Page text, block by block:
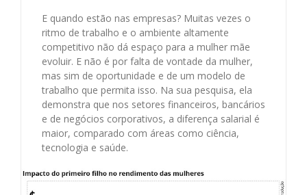
E quando estão nas empresas? Muitas vezes o
ritmo de trabalho e o ambiente altamente
competitivo não dá espaço para a mulher mãe
evoluir. E não é por falta de vontade da mulher,
mas sim de oportunidade e de um modelo de
trabalho que permita isso. Na sua pesquisa, ela
demonstra que nos setores financeiros, bancários
e de negócios corporativos, a diferença salarial é
maior, comparado com áreas como ciência,
tecnologia e saúde.